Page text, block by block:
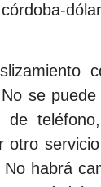
se
otro
habrá